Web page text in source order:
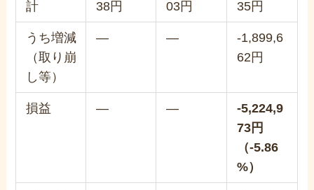
計 38円 03円 35円
うち増減
（取り崩
し等）
— —
-1,899,6
62円
損益 — —
-5,224,9
73円
（-5.86
%）